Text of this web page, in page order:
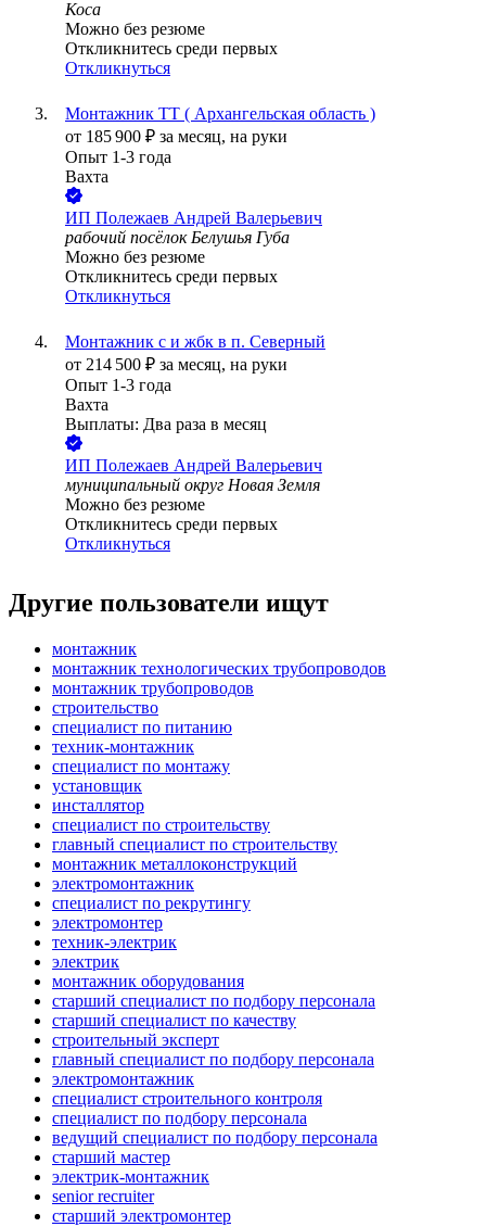
Коса
Можно без резюме
Откликнитесь среди первых
Откликнуться
Монтажник ТТ ( Архангельская область )
от 185 900 ₽ за месяц, на руки
Опыт 1-3 года
Вахта
ИП Полежаев Андрей Валерьевич
рабочий посёлок Белушья Губа
Можно без резюме
Откликнитесь среди первых
Откликнуться
Монтажник с и жбк в п. Северный
от 214 500 ₽ за месяц, на руки
Опыт 1-3 года
Вахта
Выплаты: Два раза в месяц
ИП Полежаев Андрей Валерьевич
муниципальный округ Новая Земля
Можно без резюме
Откликнитесь среди первых
Откликнуться
Другие пользователи ищут
монтажник
монтажник технологических трубопроводов
монтажник трубопроводов
строительство
специалист по питанию
техник-монтажник
специалист по монтажу
установщик
инсталлятор
специалист по строительству
главный специалист по строительству
монтажник металлоконструкций
электромонтажник
специалист по рекрутингу
электромонтер
техник-электрик
электрик
монтажник оборудования
старший специалист по подбору персонала
старший специалист по качеству
строительный эксперт
главный специалист по подбору персонала
электромонтажник
специалист строительного контроля
специалист по подбору персонала
ведущий специалист по подбору персонала
старший мастер
электрик-монтажник
senior recruiter
старший электромонтер